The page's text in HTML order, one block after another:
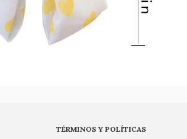
TÉRMINOS Y POLÍTICAS